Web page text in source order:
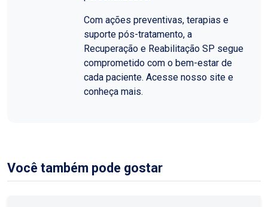
Com ações preventivas, terapias e
suporte pós-tratamento, a
Recuperação e Reabilitação SP segue
comprometido com o bem-estar de
cada paciente. Acesse nosso site e
conheça mais.
Você também pode gostar